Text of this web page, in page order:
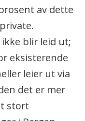
av dette
blir leid ut;
eksisterende
leier ut via
det er mer
stort